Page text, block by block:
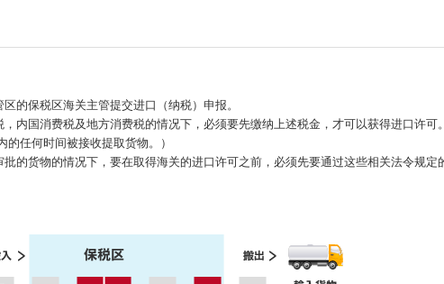
的保税区海关主管提交进口（纳税）申报。
内国消费税及地方消费税的情况下，必须要先缴纳上述税金，才可以获得进口许可。
任何时间被接收提取货物。）
的货物的情况下，要在取得海关的进口许可之前，必须先要通过这些相关法令规定